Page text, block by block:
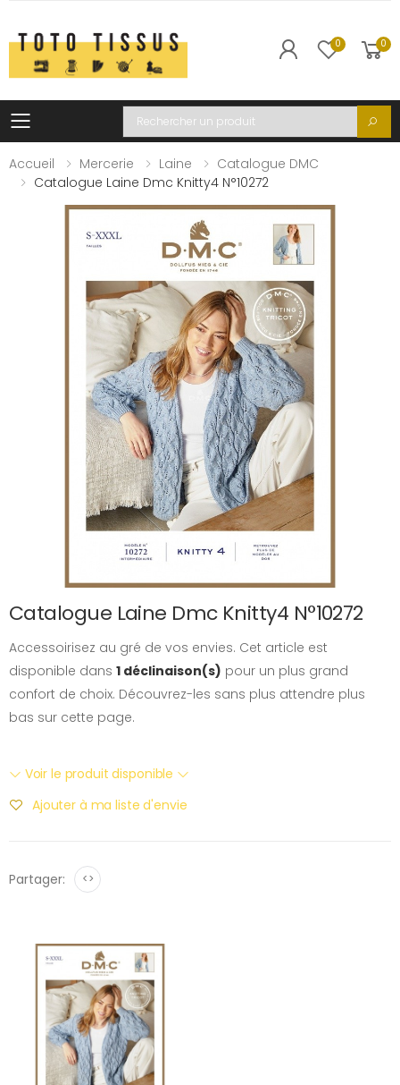
0 0
Toggle mobile menu
Recherche
Accueil
Mercerie Laine
Catalogue DMC
Catalogue Laine Dmc Knitty4 N°10272
Catalogue Laine Dmc Knitty4 N°10272
Accessoirisez au gré de vos envies. Cet article est
disponible dans 1 déclinaison(s) pour un plus grand
confort de choix. Découvrez-les sans plus attendre plus
bas sur cette page.
Voir le produit disponible
Ajouter à ma liste d'envie
Partager: <>